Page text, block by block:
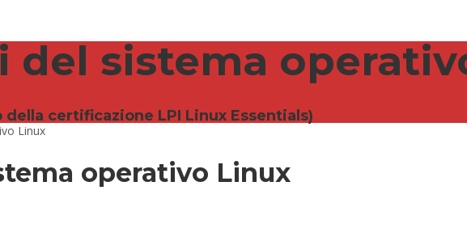
del sistema
certificazione LPI Linux Essentials)
Linux
operativo Linux